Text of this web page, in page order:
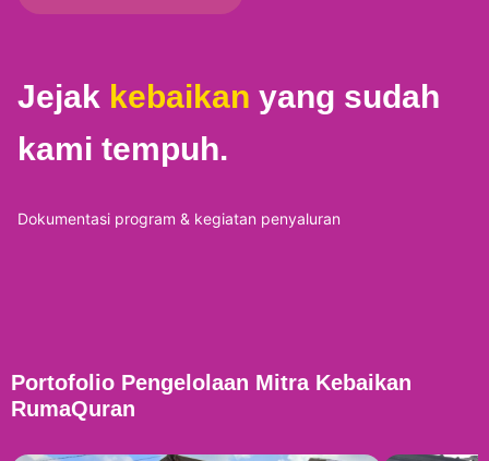
Jejak kebaikan yang sudah
kami tempuh.
Dokumentasi program & kegiatan penyaluran
Pelatihan Cara Melepas
RumaQuran Washilaturrahmah
Jun
Portofolio Pengelolaan Mitra Kebaikan
RumaQuran